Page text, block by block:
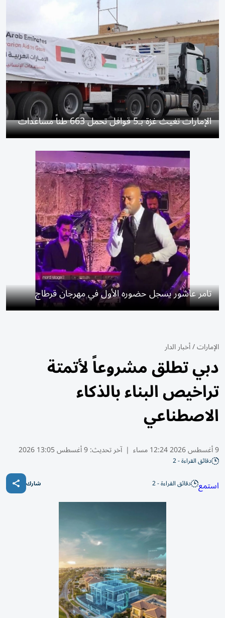
الإمارات تغيث غزة بـ5 قوافل تحمل 663 طناً مساعدات
تامر عاشور يسجل حضوره الأول في مهرجان قرطاج
الإمارات/أخبار الدار
دبي تطلق مشروعاً لأتمتة
تراخيص البناء بالذكاء
الاصطناعي
9 أغسطس 2026 12:24 مساء | آخر تحديث:9 أغسطس 13:05 2026
دقائق القراءة - 2
استمع دقائق القراءة - 2 شارك